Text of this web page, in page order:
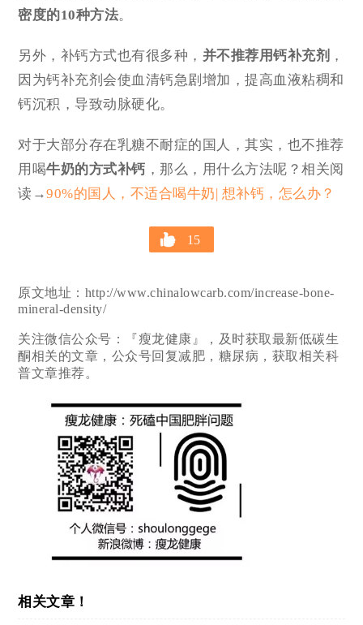
密度的10种方法。
另外，补钙方式也有很多种， 并不推荐用钙补充剂 ，
因为钙补充剂会使血清钙急剧增加，提高血液粘稠和
钙沉积，导致动脉硬化。
对于大部分存在乳糖不耐症的国人，其实，也不推荐
用喝牛奶的方式补钙 ，那么，用什么方法呢？相关阅
读→90%的国人，不适合喝牛奶| 想补钙，怎么办？
15
原文地址：http://www.chinalowcarb.com/increase-bone-
mineral-density/
关注微信公众号：『瘦龙健康』，及时获取最新低碳生
酮相关的文章，公众号回复减肥，糖尿病，获取相关科
普文章推荐。
相关文章！